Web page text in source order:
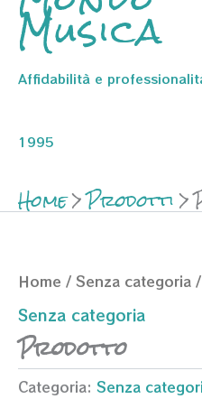
Musica
Affidabilità e
1995
Home Prodotti
Home / Senza categoria
Senza categoria
Prodotto
Categoria: Senza